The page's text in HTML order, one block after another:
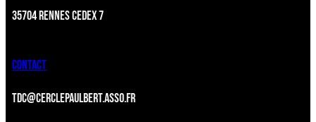
35704 RENNES CEDEX 7
CONTACT
TDC@CERCLEPAULBERT.ASSO.FR